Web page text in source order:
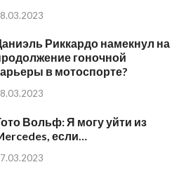
Риккардо намекнул на
гоночной
в мотоспорте?
Вольф: Я могу уйти из
если…